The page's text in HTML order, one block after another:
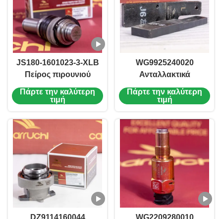
JS180-1601023-3-XLB
Πείρος πιρουνιού
συμπλέκτη υψηλής
αντοχής σε
SHACMAN
Πάρτε την καλύτερη
τιμή
WG9925240020
Ανταλλακτικά
κιβωτίου ταχυτήτων
φορτηγού
SINOTRUK HOWO A7
Μπίλια μοχλού
αλλαγής ταχυτήτων
Πάρτε την καλύτερη
τιμή